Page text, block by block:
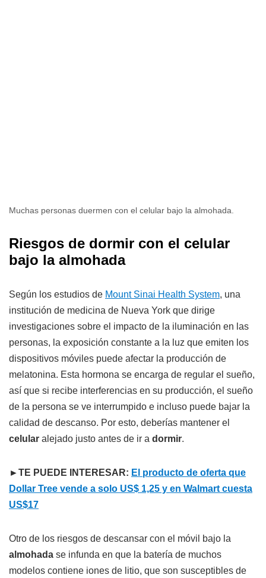
Muchas personas duermen con el celular bajo la almohada.
Riesgos de dormir con el celular
bajo la almohada
Según los estudios de Mount Sinai Health System, una
institución de medicina de Nueva York que dirige
investigaciones sobre el impacto de la iluminación en las
personas, la exposición constante a la luz que emiten los
dispositivos móviles puede afectar la producción de
melatonina. Esta hormona se encarga de regular el sueño,
así que si recibe interferencias en su producción, el sueño
de la persona se ve interrumpido e incluso puede bajar la
calidad de descanso. Por esto, deberías mantener el
celular alejado justo antes de ir a dormir.
►TE PUEDE INTERESAR: El producto de oferta que
Dollar Tree vende a solo US$ 1,25 y en Walmart cuesta
US$17
Otro de los riesgos de descansar con el móvil bajo la
almohada se infunda en que la batería de muchos
modelos contiene iones de litio, que son susceptibles de